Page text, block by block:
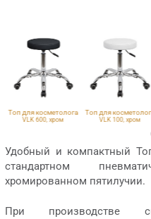
Топ для косметолога
VLK 600, хром
Топ для
VLK 100, хром
Удобный и компактный
стандартном
хромированном пятилучии.
При производстве